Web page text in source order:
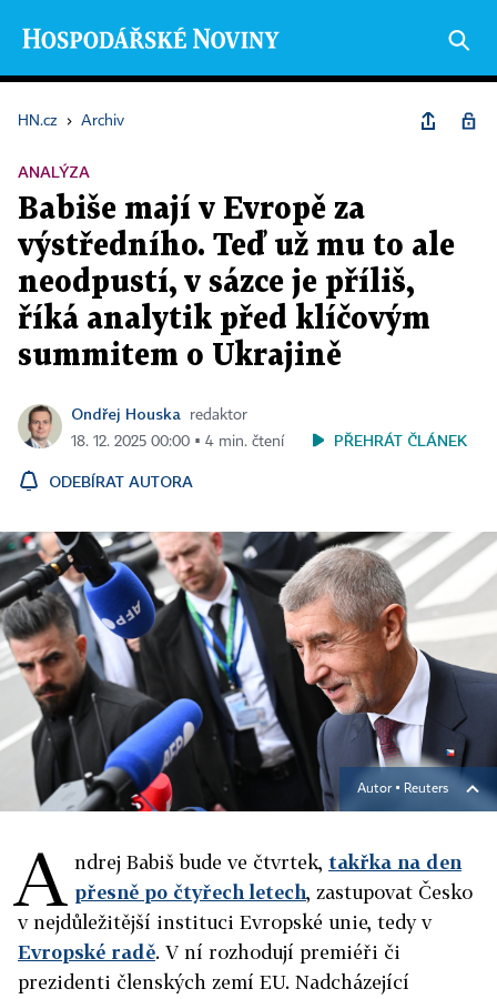
HN.cz › Archiv
ANALÝZA
Babiše mají v Evropě za
výstředního. Teď už mu to ale
neodpustí, v sázce je příliš,
říká analytik před klíčovým
summitem o Ukrajině
Ondřej Houska
redaktor
18. 12. 2025 00:00 ▪ 4 min. čtení
PŘEHRÁT ČLÁNEK
ODEBÍRAT AUTORA
Autor ▪ Reuters
A ndrej Babiš bude ve čtvrtek, takřka na den
přesně po čtyřech letech, zastupovat Česko
v nejdůležitější instituci Evropské unie, tedy v
Evropské radě. V ní rozhodují premiéři či
prezidenti členských zemí EU. Nadcházející